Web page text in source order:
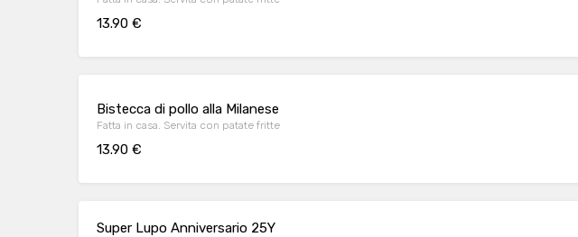
13.90 €
Bistecca di pollo alla Milanese
Fatta in casa. Servita con patate fritte
13.90 €
Super Lupo Anniversario 25Y